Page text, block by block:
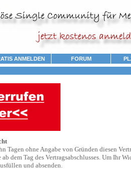
ANMELDEN FORUM
Tagen ohne Angabe von Gründen diesen
dem Tag des Vertragsabschlusses. Um Ihr
und absenden.